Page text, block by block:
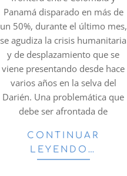
Panamá disparado en más de
un 50%, durante el último mes,
se agudiza la crisis humanitaria
y de desplazamiento que se
viene presentando desde hace
varios años en la selva del
Darién. Una problemática que
debe ser afrontada de
CONTINUAR
LEYENDO…